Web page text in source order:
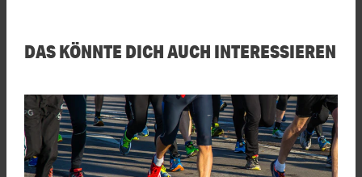
DAS KÖNNTE DICH AUCH INTERESSIEREN